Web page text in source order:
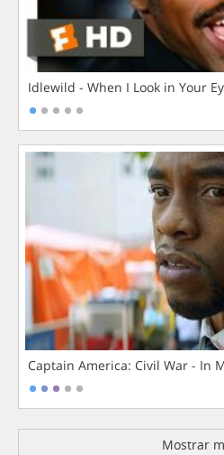
Idlewild - When I Look in Your
Captain America: Civil War - In
Mostrar